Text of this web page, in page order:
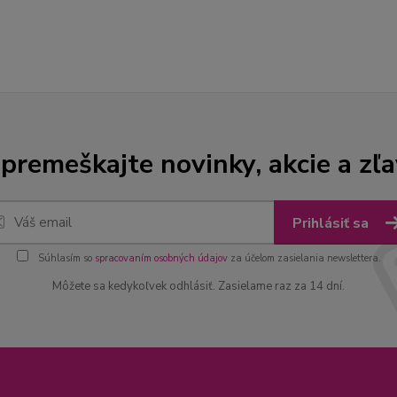
novinky, akcie a
Prihlásiť sa
Súhlasím so spracovaním osobných údajovza účelom zasielania newslettera.
Môžete sa kedykoľvek odhlásiť. Zasielame raz za 14 dní.